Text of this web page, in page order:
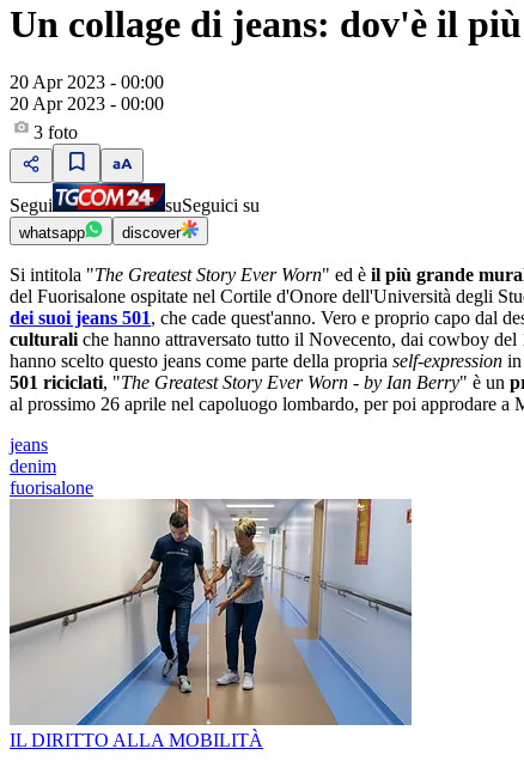
Un collage di jeans: dov'è il
20 Apr 2023 - 00:00
20 Apr 2023 - 00:00
3 foto
Segui suSeguici su
whatsapp discover
Si intitola "The Greatest Story Ever Worn" ed è il più grande
del Fuorisalone ospitate nel Cortile d'Onore dell'Università degli
dei suoi jeans 501, che cade quest'anno. Vero e proprio capo dal
culturali che hanno attraversato tutto il Novecento, dai cowboy
hanno scelto questo jeans come parte della propria self-expression in
501 riciclati, "The Greatest Story Ever Worn - by Ian Berry" è un
al prossimo 26 aprile nel capoluogo lombardo, per poi approdare a
jeans
denim
fuorisalone
IL DIRITTO ALLA MOBILITÀ